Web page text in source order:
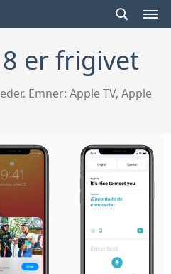
TOGGLE
8 er frigivet
Emner: Apple TV, Apple